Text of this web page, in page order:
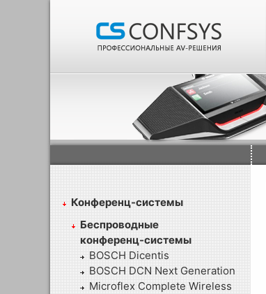
Конференц-системы
Беспроводные
конференц-системы
BOSCH Dicentis
BOSCH DCN Next Generation
Microflex Complete Wireless